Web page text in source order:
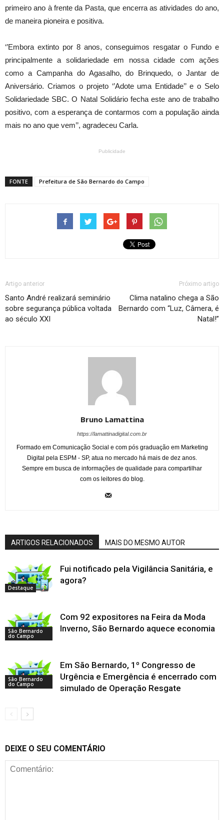
primeiro ano à frente da Pasta, que encerra as atividades do ano,
de maneira pioneira e positiva.
‘’Embora extinto por 8 anos, conseguimos resgatar o Fundo e
principalmente a solidariedade em nossa cidade com ações
como a Campanha do Agasalho, do Brinquedo, o Jantar de
Aniversário. Criamos o projeto ‘’Adote uma Entidade’’ e o Selo
Solidariedade SBC. O Natal Solidário fecha este ano de trabalho
positivo, com a esperança de contarmos com a população ainda
mais no ano que vem’’, agradeceu Carla.
Publicidade
FONTE Prefeitura de São Bernardo do Campo
Artigo anterior
Santo André realizará seminário
sobre segurança pública voltada
ao século XXI
Próximo artigo
Clima natalino chega a São
Bernardo com “Luz, Câmera, é
Natal!”
Bruno Lamattina
https://lamattinadigital.com.br
Formado em Comunicação Social e com pós graduação em Marketing
Digital pela ESPM - SP, atua no mercado há mais de dez anos.
Sempre em busca de informações de qualidade para compartilhar
com os leitores do blog.
ARTIGOS RELACIONADOS MAIS DO MESMO AUTOR
Destaque
Fui notificado pela Vigilância Sanitária, e
agora?
São Bernardo
do Campo
Com 92 expositores na Feira da Moda
Inverno, São Bernardo aquece economia
São Bernardo
do Campo
Em São Bernardo, 1º Congresso de
Urgência e Emergência é encerrado com
simulado de Operação Resgate
DEIXE O SEU COMENTÁRIO